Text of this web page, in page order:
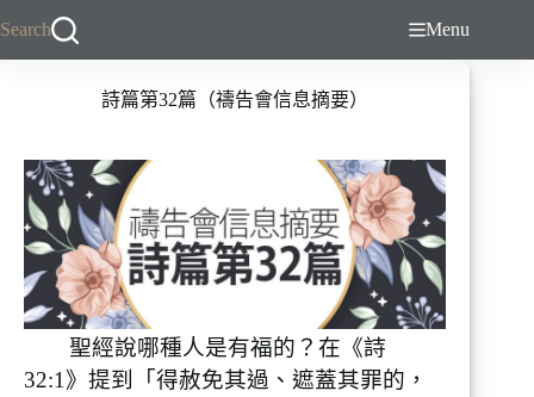
Search Menu
詩篇第32篇（禱告會信息摘要）
聖經說哪種人是有福的？在《詩
32:1》提到「得赦免其過、遮蓋其罪的，